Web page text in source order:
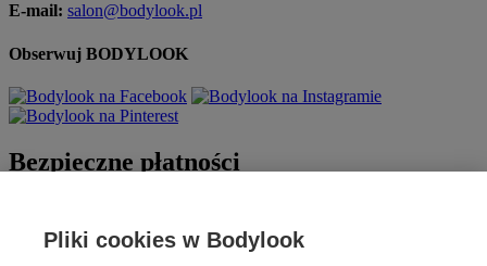
Pliki cookies w Bodylook
E-mail: salon@bodylook.pl
Obserwuj BODYLOOK
Bezpieczne płatności